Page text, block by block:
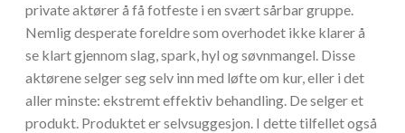
private aktører å få fotfeste i en svært sårbar gruppe.
Nemlig desperate foreldre som overhodet ikke klarer å
se klart gjennom slag, spark, hyl og søvnmangel. Disse
aktørene selger seg selv inn med løfte om kur, eller i det
aller minste: ekstremt effektiv behandling. De selger et
produkt. Produktet er selvsuggesjon. I dette tilfellet også